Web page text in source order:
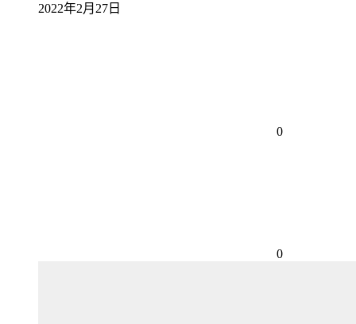
2022年2月27日
0
0